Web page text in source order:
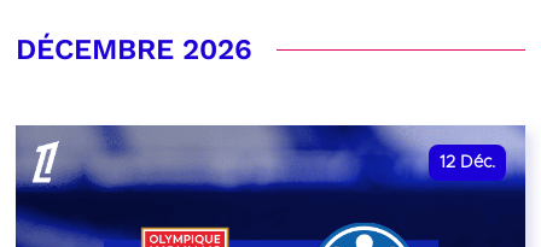
DÉCEMBRE 2026
12 Déc.